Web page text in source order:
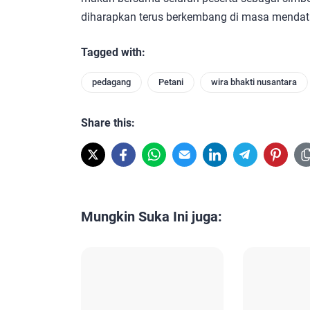
diharapkan terus berkembang di masa
Tagged with:
pedagang Petani wira bhakti nusantara
Share this:
Mungkin Suka Ini juga: